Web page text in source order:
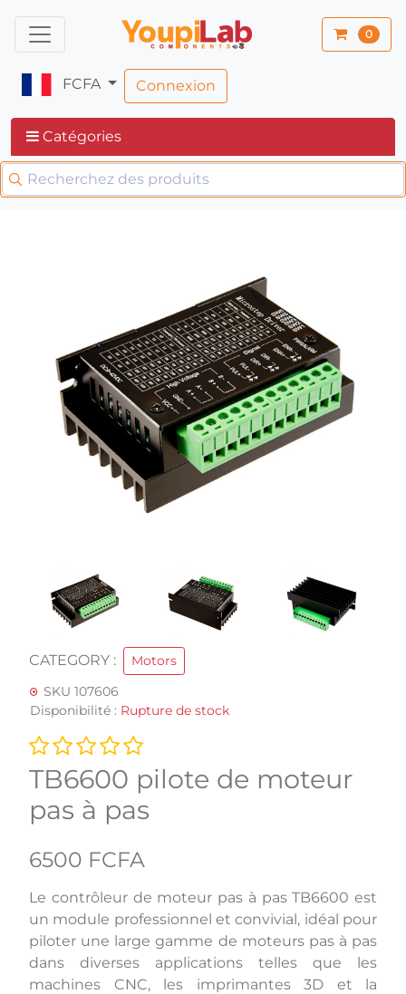
0
FCFA Connexion
Catégories
CATEGORY :
Motors
SKU 107606
Disponibilité : Rupture de stock
TB6600 pilote de moteur
pas à pas
6500 FCFA
Le contrôleur de moteur pas à pas TB6600 est
un module professionnel et convivial, idéal pour
piloter une large gamme de moteurs pas à pas
dans diverses applications telles que les
machines CNC, les imprimantes 3D et la